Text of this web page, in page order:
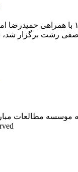
اسدالله عباسی غروب روز
مطالعات